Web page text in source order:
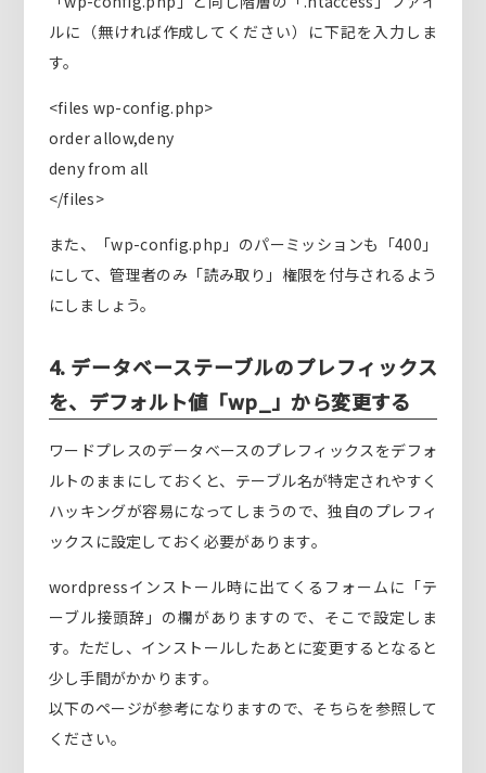
ルに（無ければ作成してください）に下記を入力しま
す。
<files wp-config.php>
order allow,deny
deny from all
</files>
また、「wp-config.php」のパーミッションも「400」
にして、管理者のみ「読み取り」権限を付与されるよう
にしましょう。
4. データベーステーブルのプレフィックス
を、デフォルト値「wp_」から変更する
ワードプレスのデータベースのプレフィックスをデフォ
ルトのままにしておくと、テーブル名が特定されやすく
ハッキングが容易になってしまうので、独自のプレフィ
ックスに設定しておく必要があります。
wordpressインストール時に出てくるフォームに「テ
ーブル接頭辞」の欄がありますので、そこで設定しま
す。ただし、インストールしたあとに変更するとなると
少し手間がかかります。
以下のページが参考になりますので、そちらを参照して
ください。